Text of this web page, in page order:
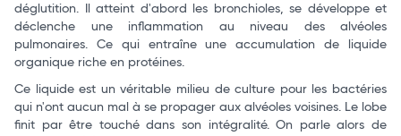
déglutition. Il atteint d'abord les bronchioles, se développe et
déclenche une inflammation au niveau des alvéoles
pulmonaires. Ce qui entraîne une accumulation de liquide
organique riche en protéines.
Ce liquide est un véritable milieu de culture pour les bactéries
qui n'ont aucun mal à se propager aux alvéoles voisines. Le lobe
finit par être touché dans son intégralité. On parle alors de